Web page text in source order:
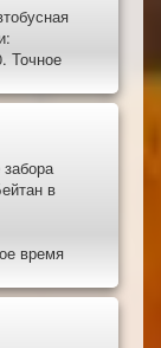
Точное
в
время